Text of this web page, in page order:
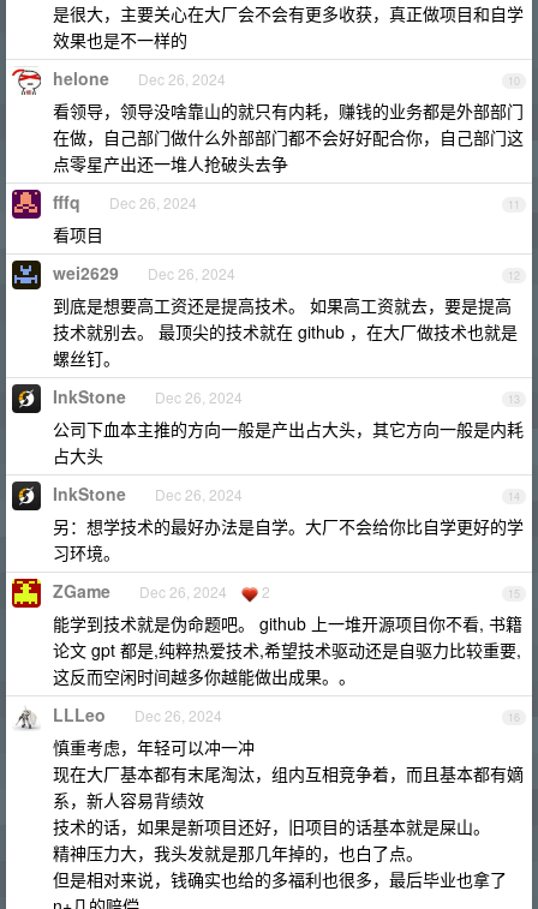
是很大，主要关心在大厂会不会有更多收获，真正做项目和自学
效果也是不一样的
10
helone Dec 26, 2024
看领导，领导没啥靠山的就只有内耗，赚钱的业务都是外部部门
在做，自己部门做什么外部部门都不会好好配合你，自己部门这
点零星产出还一堆人抢破头去争
11
fffq Dec 26, 2024
看项目
12
wei2629 Dec 26, 2024
到底是想要高工资还是提高技术。 如果高工资就去，要是提高
技术就别去。 最顶尖的技术就在 github ，在大厂做技术也就是
螺丝钉。
13
InkStone Dec 26, 2024
公司下血本主推的方向一般是产出占大头，其它方向一般是内耗
占大头
14
InkStone Dec 26, 2024
另：想学技术的最好办法是自学。大厂不会给你比自学更好的学
习环境。
15
ZGame Dec 26, 2024 2
能学到技术就是伪命题吧。 github 上一堆开源项目你不看, 书籍
论文 gpt 都是,纯粹热爱技术,希望技术驱动还是自驱力比较重要,
这反而空闲时间越多你越能做出成果。。
16
LLLeo Dec 26, 2024
慎重考虑，年轻可以冲一冲
现在大厂基本都有末尾淘汰，组内互相竞争着，而且基本都有嫡
系，新人容易背绩效
技术的话，如果是新项目还好，旧项目的话基本就是屎山。
精神压力大，我头发就是那几年掉的，也白了点。
但是相对来说，钱确实也给的多福利也很多，最后毕业也拿了